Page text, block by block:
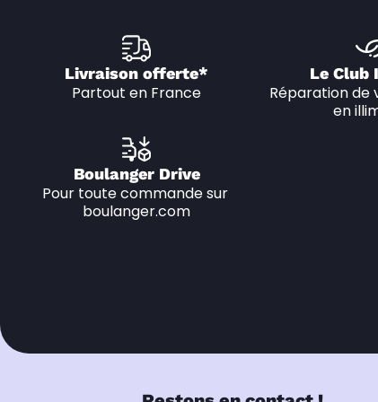
Livraison offerte*
Partout en France
Le Club
Réparation de
en
Boulanger Drive
Pour toute commande sur
boulanger.com